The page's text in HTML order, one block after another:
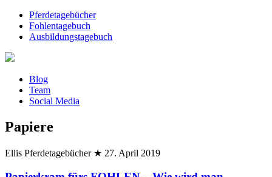
Pferdetagebücher
Fohlentagebuch
Ausbildungstagebuch
Blog
Team
Social Media
Papiere
Ellis Pferdetagebücher ★ 27. April 2019